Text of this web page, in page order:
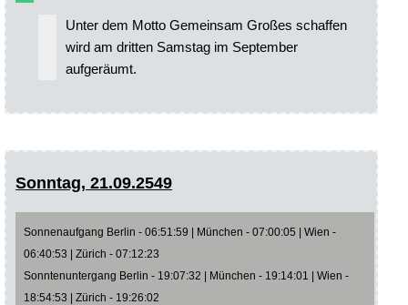
Unter dem Motto Gemeinsam Großes schaffen
wird am dritten Samstag im September
aufgeräumt.
Sonntag, 21.09.2549
Sonnenaufgang Berlin - 06:51:59 | München - 07:00:05 | Wien -
06:40:53 | Zürich - 07:12:23
Sonntenuntergang Berlin - 19:07:32 | München - 19:14:01 | Wien -
18:54:53 | Zürich - 19:26:02